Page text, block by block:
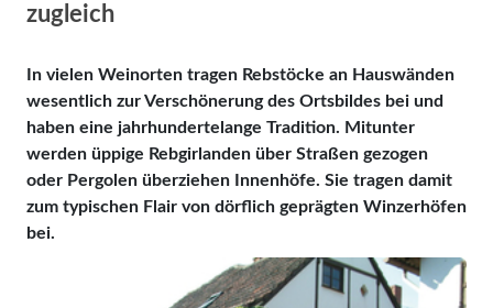
zugleich
In vielen Weinorten tragen Rebstöcke an Hauswänden
wesentlich zur Verschönerung des Ortsbildes bei und
haben eine jahrhundertelange Tradition. Mitunter
werden üppige Rebgirlanden über Straßen gezogen
oder Pergolen überziehen Innenhöfe. Sie tragen damit
zum typischen Flair von dörflich geprägten Winzerhöfen
bei.